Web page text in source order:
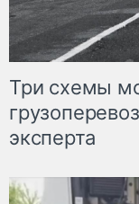
Три схемы
эксперта